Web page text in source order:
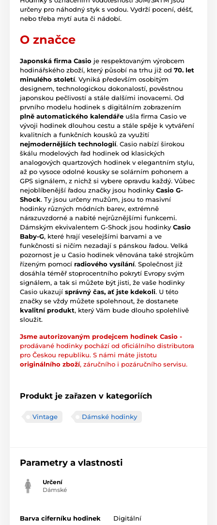
určeny pro náhodný styk s vodou. Vydrží pocení, déšť,
nebo třeba mytí auta či nádobí.
O značce
Japonská firma Casio je respektovaným výrobcem
hodinářského zboží, který působí na trhu již od 70. let
minulého století. Vyniká především osobitým
designem, technologickou dokonalostí, pověstnou
japonskou pečlivostí a stále dalšími inovacemi. Od
prvního modelu hodinek s digitálním zobrazením
plně automatického kalendáře ušla firma Casio ve
vývoji hodinek dlouhou cestu a stále spěje k vytváření
kvalitních a funkčních kousků za využití
nejmodernějších technologií. Casio nabízí širokou
škálu modelových řad hodinek od klasických
analogových quartzových hodinek v elegantním stylu,
až po vysoce odolné kousky se solárním pohonem a
GPS signálem, z nichž si vybere opravdu každý. Vůbec
nejoblíbenější řadou značky jsou hodinky Casio G-
Shock. Ty jsou určeny mužům, jsou to masivní
hodinky různých módních barev, extrémně
nárazuvzdorné a nabité nejrůznějšími funkcemi.
Dámským ekvivalentem G-Shock jsou hodinky Casio
Baby-G, které hrají veselejšími barvami a ve
funkčnosti si ničím nezadají s pánskou řadou. Velká
pozornost je u Casio hodinek věnována také strojkům
řízeným pomocí radiového vysílání. Společnost již
dosáhla téměř stoprocentního pokrytí Evropy svým
signálem, a tak si můžete být jisti, že vaše hodinky
Casio ukazují správný čas, ať jste kdekoli. U této
značky se vždy můžete spolehnout, že dostanete
kvalitní produkt, který Vám bude dlouho spolehlivě
sloužit.
Jsme autorizovaným prodejcem hodinek Casio -
prodávané hodinky pochází od oficiálního distributora
pro Českou republiku. S námi máte jistotu
originálního zboží, záručního i pozáručního servisu.
Produkt je zařazen v kategoriích
Vintage Dámské hodinky
Parametry a vlastnosti
Určení
Dámské
Barva ciferníku hodinek Digitální